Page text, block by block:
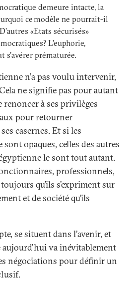
demeure intacte, la
ce modèle ne pourrait-il
«Etats sécurisés»
L’euphorie,
s’avérer prématurée.
n’a pas voulu intervenir,
ne signifie pas pour autant
renoncer à ses privilèges
pour retourner
casernes. Et si les
opaques, celles des autres
le sont tout autant.
professionnels,
qu’ils s’expriment sur
et de société qu’ils
se situent dans l’avenir, et
aujourd’hui va inévitablement
négociations pour définir un